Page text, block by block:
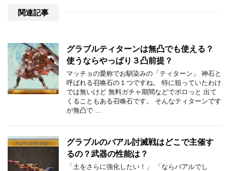
関連記事
グラブルティターンは無凸でも使える？
使うならやっぱり３凸前提？
マッチョの愛称でお馴染みの「ティターン」 神石と
呼ばれる召喚石の１つですね。 特に狙っていたわけ
では無いけど 無料ガチャ期間などでポロっと 出て
くることもある召喚石です。 そんなティターンです
が無凸で …
グラブルのバアル討滅戦はどこで主催す
るの？武器の性能は？
「土をさらに強化したい！」 「ならバアルでし